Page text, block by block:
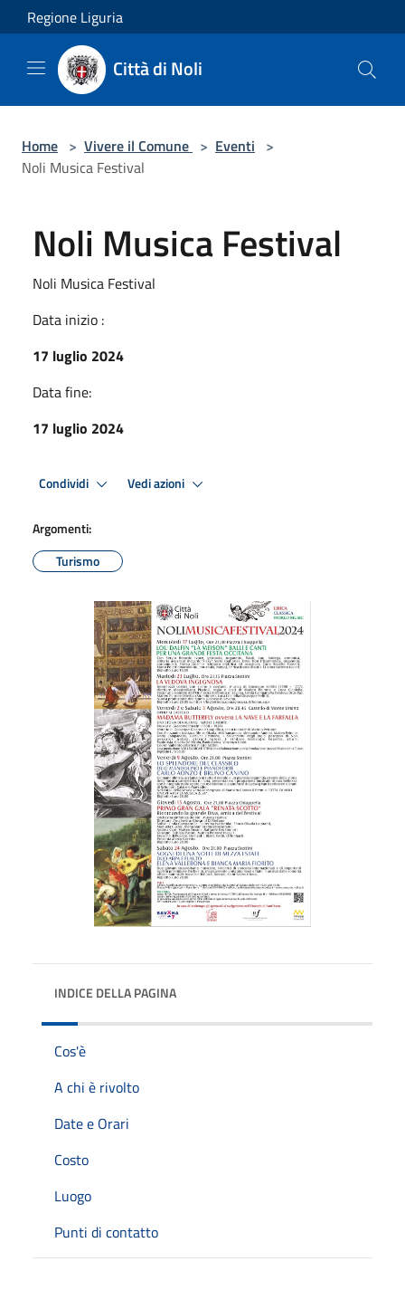
Salta al contenuto principale
Regione Liguria
Città di Noli
Home > Vivere il Comune > Eventi >
Noli Musica Festival
Noli Musica Festival
Noli Musica Festival
Data inizio :
17 luglio 2024
Data fine:
17 luglio 2024
Condividi Vedi azioni
Argomenti:
Turismo
INDICE DELLA PAGINA
Cos'è
A chi è rivolto
Date e Orari
Costo
Luogo
Punti di contatto